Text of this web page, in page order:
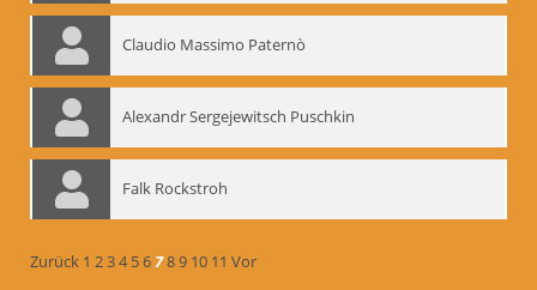
Claudio Massimo Paternò
Alexandr Sergejewitsch Puschkin
Falk Rockstroh
Zurück 1 234 56789 10 11 Vor